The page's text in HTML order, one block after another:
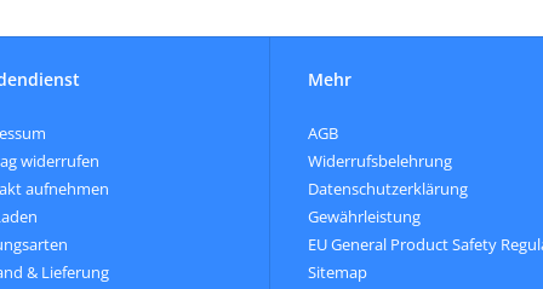
widerrufen
aufnehmen
& Lieferung
Mehr
AGB
Widerrufsbelehrung
Datenschutzerklärung
Gewährleistung
EU General Product Safety
Sitemap